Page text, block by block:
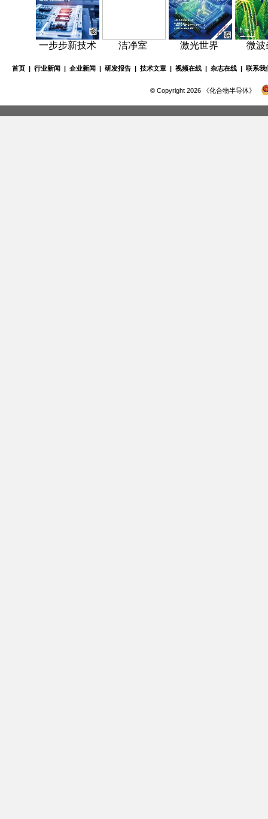
一步步新技术 洁净室 激光世界 微波
首页 | 行业新闻 | 企业新闻 | 研发报告 | 技术文章 | 视频在线 | 杂志在线 | 联系我
© Copyright 2026 《化合物半导体》